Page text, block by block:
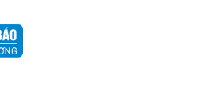
Ổ cứng gắn trong SSD 512GB XStar
2.5 inches SATA III